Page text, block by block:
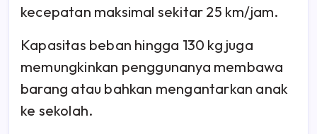
kecepatan maksimal sekitar 25 km/jam.
Kapasitas beban hingga 130 kg juga
memungkinkan penggunanya membawa
barang atau bahkan mengantarkan anak
ke sekolah.